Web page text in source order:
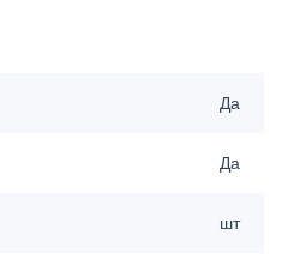
Да
Да
шт